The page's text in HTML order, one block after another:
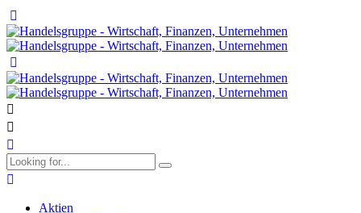
Aktien